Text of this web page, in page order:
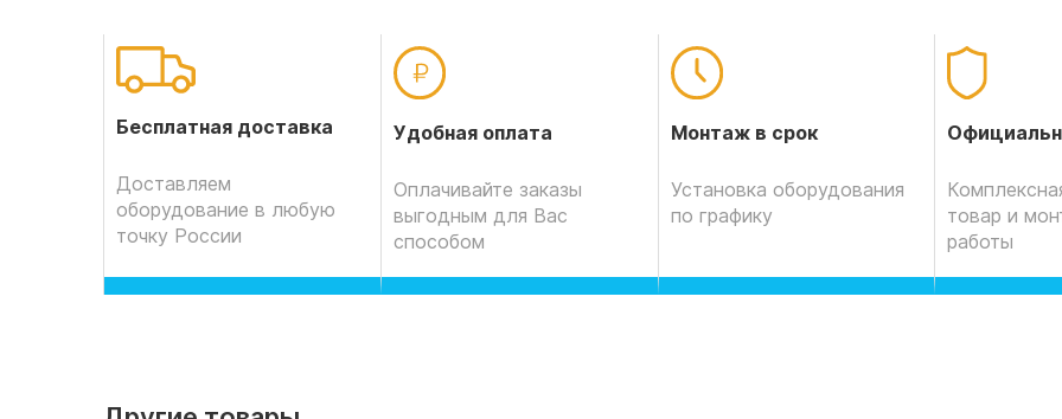
Бесплатная доставка
Доставляем
оборудование в любую
точку России
Удобная оплата
Оплачивайте заказы
выгодным для Вас
способом
Монтаж в срок
Установка оборудования
по графику
товар и
работы